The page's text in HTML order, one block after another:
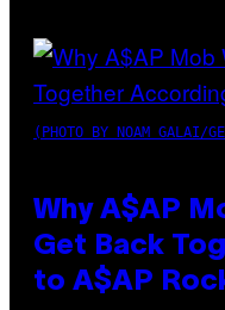
(PHOTO BY NOAM GALAI/
Why A$AP
Get Back
to A$AP